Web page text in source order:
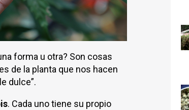
forma u otra? Son cosas
de la planta que nos hacen
dulce”.
. Cada uno tiene su propio